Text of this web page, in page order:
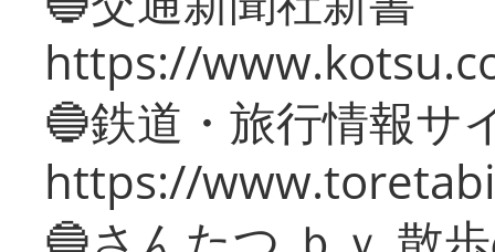
https://
🔵鉄道・旅行情報サ
https://